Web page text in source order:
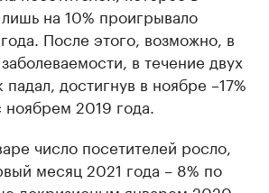
на 10% проигрывало
После этого, возможно, в
в течение двух
достигнув в ноябре –17%
2019 года.
число посетителей росло,
месяц 2021 года – 8% по